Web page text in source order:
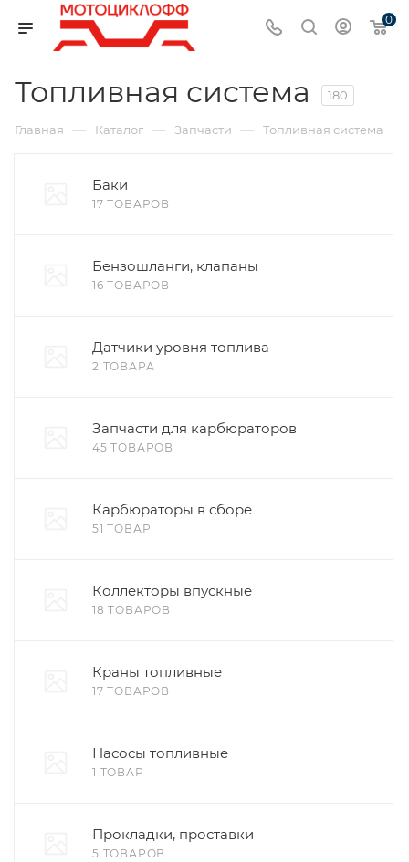
0
Топливная система 180
Главная — Каталог — Запчасти — Топливная система
Баки
17 ТОВАРОВ
Бензошланги, клапаны
16 ТОВАРОВ
Датчики уровня топлива
2 ТОВАРА
Запчасти для карбюраторов
45 ТОВАРОВ
Карбюраторы в сборе
51 ТОВАР
Коллекторы впускные
18 ТОВАРОВ
Краны топливные
17 ТОВАРОВ
Насосы топливные
1 ТОВАР
Прокладки, проставки
5 ТОВАРОВ